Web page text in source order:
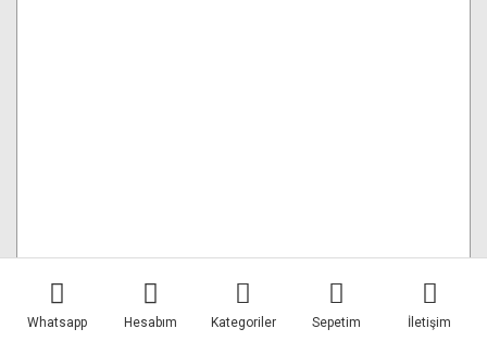
Profoto 101312 Clic Jel Filtre Tutucu
Whatsapp Hesabım Kategoriler Sepetim İletişim